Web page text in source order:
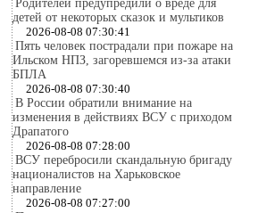
Родителей предупредили о вреде для
детей от некоторых сказок и мультиков
2026-08-08 07:30:41
Пять человек пострадали при пожаре на
Ильском НПЗ, загоревшемся из-за атаки
БПЛА
2026-08-08 07:30:40
В России обратили внимание на
изменения в действиях ВСУ с приходом
Драпатого
2026-08-08 07:28:00
ВСУ перебросили скандальную бригаду
националистов на Харьковское
направление
2026-08-08 07:27:00